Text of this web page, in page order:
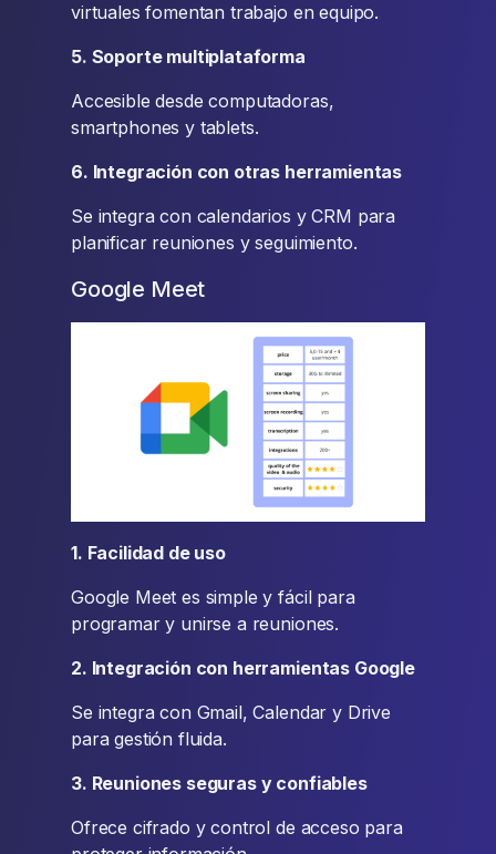
virtuales fomentan trabajo en equipo.
5. Soporte multiplataforma
Accesible desde computadoras,
smartphones y tablets.
6. Integración con otras herramientas
Se integra con calendarios y CRM para
planificar reuniones y seguimiento.
Google Meet
1. Facilidad de uso
Google Meet es simple y fácil para
programar y unirse a reuniones.
2. Integración con herramientas Google
Se integra con Gmail, Calendar y Drive
para gestión fluida.
3. Reuniones seguras y confiables
Ofrece cifrado y control de acceso para